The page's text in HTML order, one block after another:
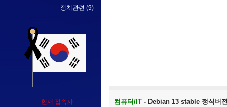
정치관련 (9)
현재 접속자 컴퓨터/IT - Debian 13 stable 정식버